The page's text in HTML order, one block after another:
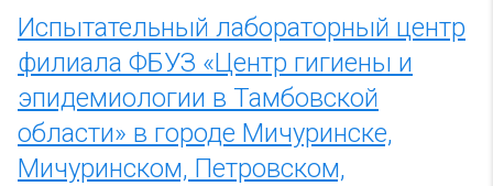
Испытательный лабораторный центр
филиала ФБУЗ «Центр гигиены и
эпидемиологии в Тамбовской
области» в городе Мичуринске,
Мичуринском, Петровском,